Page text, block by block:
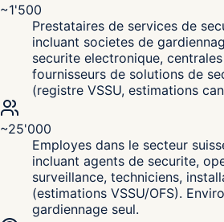
~1'500
Prestataires de services de
incluant societes de
securite electronique,
fournisseurs de solutions de
(registre VSSU, estimations
~25'000
Employes dans le secteur
incluant agents de securite,
surveillance, techniciens,
(estimations VSSU/OFS).
gardiennage seul.